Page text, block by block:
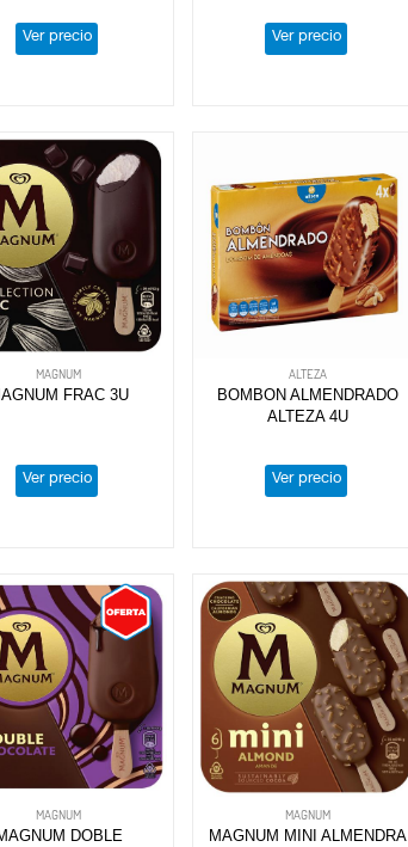
Ver precio Ver precio
MAGNUM
FRAC 3U
Ver precio
ALTEZA
BOMBON ALMENDRADO
ALTEZA 4U
Ver precio
MAGNUM
DOBLE
MAGNUM
MAGNUM MINI ALMENDRA